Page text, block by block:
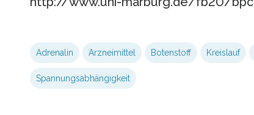
Adrenalin Arzneimittel Botenstoff Kreislauf
Spannungsabhängigkeit